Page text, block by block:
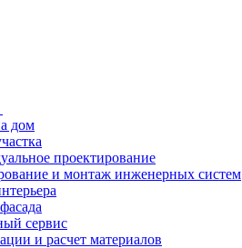
дом
проектирование
и монтаж инженерных систем
сервис
и расчет материалов